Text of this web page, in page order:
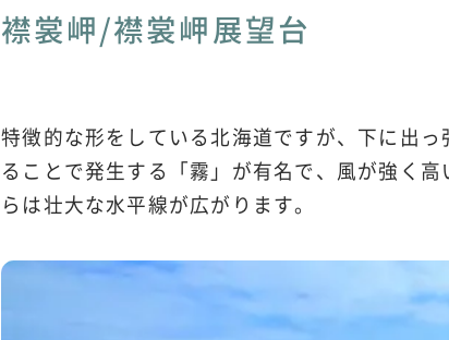
襟裳岬/襟裳岬展望台
特徴的な形をしている北海道ですが、下に出
ることで発生する「霧」が有名で、風が強く
らは壮大な水平線が広がります。